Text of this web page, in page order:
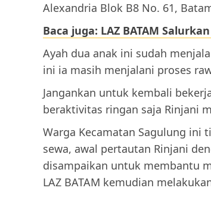
Alexandria Blok B8 No. 61,
Baca juga: LAZ BATAM
Ayah dua anak ini sudah
ini ia masih menjalani proses
Jangankan untuk kembali
beraktivitas ringan saja Rinjani
Warga Kecamatan Sagulung ini
sewa, awal pertautan Rinjani
disampaikan untuk membantu
LAZ BATAM kemudian